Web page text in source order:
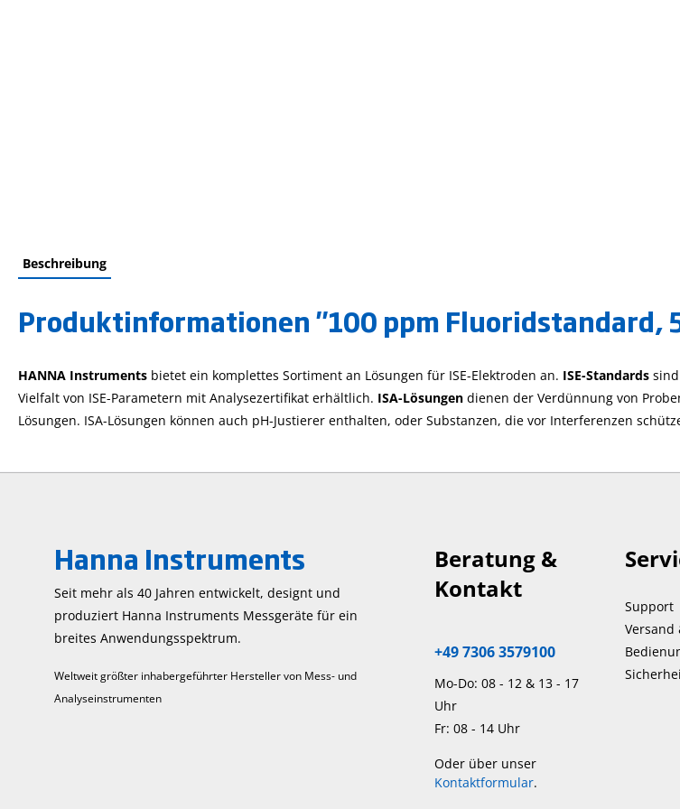
Beschreibung
Produktinformationen "100 ppm Fluoridstandard,
HANNA Instruments bietet ein komplettes Sortiment an Lösungen für ISE-Elektroden an. ISE-Standards
Vielfalt von ISE-Parametern mit Analysezertifikat erhältlich. ISA-Lösungen dienen der Verdünnung von
Lösungen. ISA-Lösungen können auch pH-Justierer enthalten, oder Substanzen, die vor Interferenzen
Hanna Instruments
Seit mehr als 40 Jahren entwickelt, designt und
produziert Hanna Instruments Mess­geräte für ein
breites Anwendungs­spektrum.
Weltweit größter inhabergeführter Hersteller von Mess- und
Analyseinstrumenten
Beratung &
Kontakt
+49 7306 3579100
Mo-Do: 08 - 12 & 13 - 17
Uhr
Fr: 08 - 14 Uhr
Oder über unser
Kontaktformular.
Support
Versand